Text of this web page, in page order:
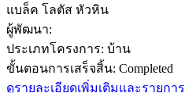
แบล็ค โลตัส หัวหิน
ผู้พัฒนา:
ประเภทโครงการ: บ้าน
ขั้นตอนการเสร็จสิ้น: Completed
ดูรายละเอียดเพิ่มเติมและรายการ